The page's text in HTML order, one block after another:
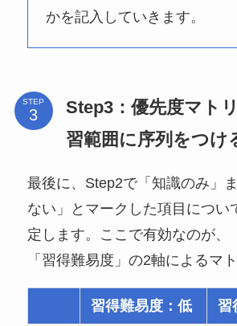
かを記入していきます。
STEP
Step3：優先度マト
習範囲に序列をつけ
最後に、Step2で「知識のみ」
ない」とマークした項目につい
定します。ここで有効なのが、
「習得難易度」の2軸によるマ
習得難易度：低 習